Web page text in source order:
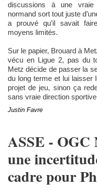
discussions à une
normand sort tout juste
a prouvé qu’il savait
moyens limités.
Sur le papier, Brouard à
vécu en Ligue 2, pas du
Metz décide de passer la
du long terme et lui laisser
projet de jeu, sinon ça
sans vraie direction
Justin Favre
ASSE -
une
cadre pour